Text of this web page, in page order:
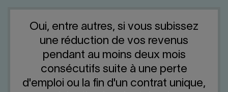
LIENS RAPIDES
Accueil Carrière
Oui, entre autres, si vous subissez
une réduction de vos revenus
pendant au moins deux mois
consécutifs suite à une perte
d'emploi ou la fin d'un contrat unique,